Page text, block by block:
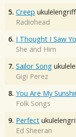
5. Creep
Radiohead
6. I Thought I Saw
She and Him
7. Sailor Song
Gigi Perez
8. You Are My
Folk Songs
9. Perfect
Ed Sheeran